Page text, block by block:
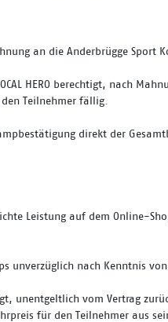
an die Anderbrügge Sport
HERO berechtigt, nach
Teilnehmer fällig.
direkt der
Leistung auf dem Online-
unverzüglich nach Kenntnis
unentgeltlich vom Vertrag
für den Teilnehmer aus